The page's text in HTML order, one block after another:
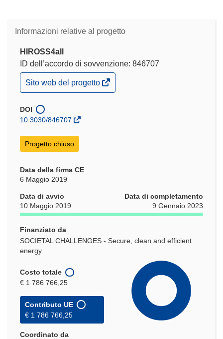
Informazioni relative al progetto
HIROSS4all
ID dell’accordo di sovvenzione: 846707
(si
apre
una
nuova
Sito web del progetto
DOI
10.3030/846707
Progetto chiuso
Data della firma CE
6 Maggio 2019
Data di avvio
10 Maggio 2019
Data di completamento
9 Gennaio 2023
Finanziato da
SOCIETAL CHALLENGES - Secure, clean and efficient
energy
Costo totale
€ 1 786 766,25
Contributo UE
€ 1 786 766,25
Coordinato da